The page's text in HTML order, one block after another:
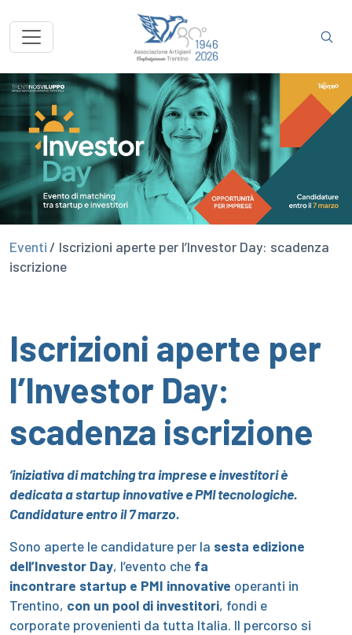
Eventi / Iscrizioni aperte per l’Investor Day: scadenza
iscrizione
Iscrizioni aperte per
l’Investor Day:
scadenza iscrizione
’iniziativa di matching tra imprese e investitori è
dedicata a startup innovative e PMI tecnologiche.
Candidature entro il 7 marzo.
Sono aperte le candidature per la sesta edizione
dell’Investor Day, l’evento che fa
incontrare startup e PMI innovative operanti in
Trentino, con un pool di investitori, fondi e
corporate provenienti da tutta Italia. Il percorso si